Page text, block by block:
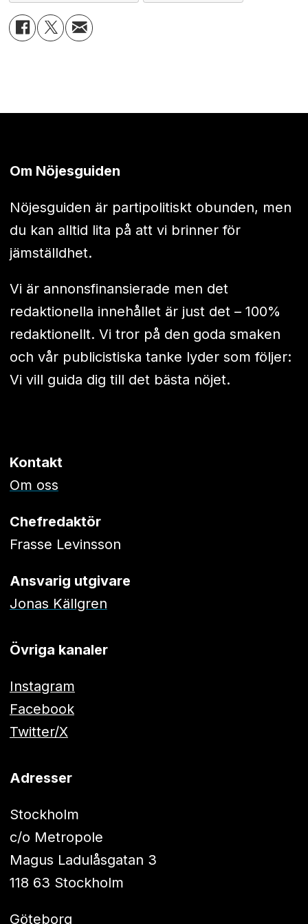
Om Nöjesguiden
Nöjesguiden är partipolitiskt obunden, men
du kan alltid lita på att vi brinner för
jämställdhet.
Vi är annonsfinansierade men det
redaktionella innehållet är just det – 100%
redaktionellt. Vi tror på den goda smaken
och vår publicistiska tanke lyder som följer:
Vi vill guida dig till det bästa nöjet.
Kontakt
Om oss
Chefredaktör
Frasse Levinsson
Ansvarig utgivare
Jonas Källgren
Övriga kanaler
Instagram
Facebook
Twitter/X
Adresser
Stockholm
c/o Metropole
Magus Ladulåsgatan 3
118 63 Stockholm
Göteborg